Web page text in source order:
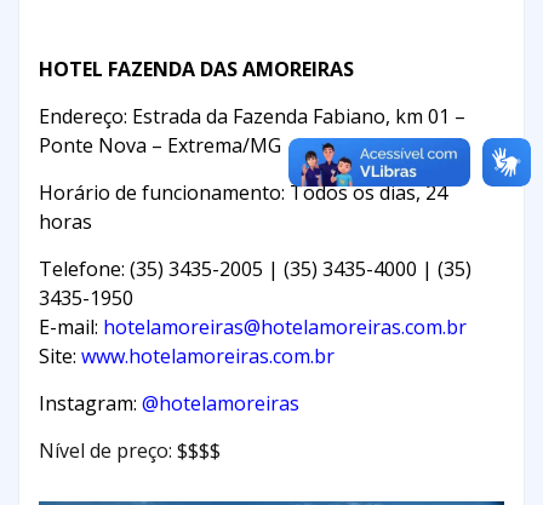
HOTEL FAZENDA DAS AMOREIRAS
Endereço: Estrada da Fazenda Fabiano, km 01 –
Ponte Nova – Extrema/MG
Horário de funcionamento: Todos os dias, 24
horas
Telefone: (35) 3435-2005 | (35) 3435-4000 | (35)
3435-1950
E-mail: hotelamoreiras@hotelamoreiras.com.br
Site: www.hotelamoreiras.com.br
Instagram: @hotelamoreiras
Nível de preço: $$$$